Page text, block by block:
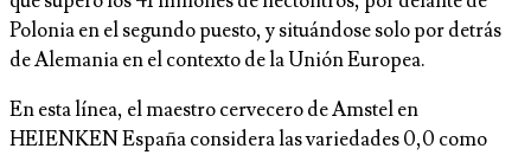
Polonia en el segundo puesto, y situándose solo por detrás
de Alemania en el contexto de la Unión Europea.
En esta línea, el maestro cervecero de Amstel en
HEIENKEN España considera las variedades 0,0 como